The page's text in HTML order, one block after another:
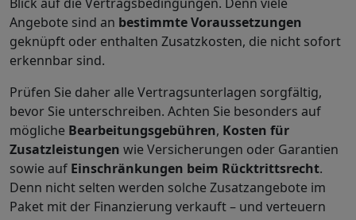
Angebote sind an bestimmte Voraussetzungen
geknüpft oder enthalten Zusatzkosten, die nicht sofort
erkennbar sind.
Prüfen Sie daher alle Vertragsunterlagen sorgfältig,
bevor Sie unterschreiben. Achten Sie besonders auf
mögliche Bearbeitungsgebühren, Kosten für
Zusatzleistungen wie Versicherungen oder Garantien
sowie auf Einschränkungen beim Rücktrittsrecht.
Denn nicht selten werden solche Zusatzangebote im
Paket mit der Finanzierung verkauft – und verteuern